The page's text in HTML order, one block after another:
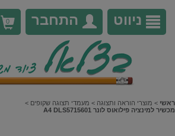
נגישות
אתר
המרכזי
ניווט התחבר 0
ראשי > מוצרי הוראה ותצוגה > מעמדי תצוגה שקופים >
מכשיר למינציה פילואוס לונר A4 DLS5715601